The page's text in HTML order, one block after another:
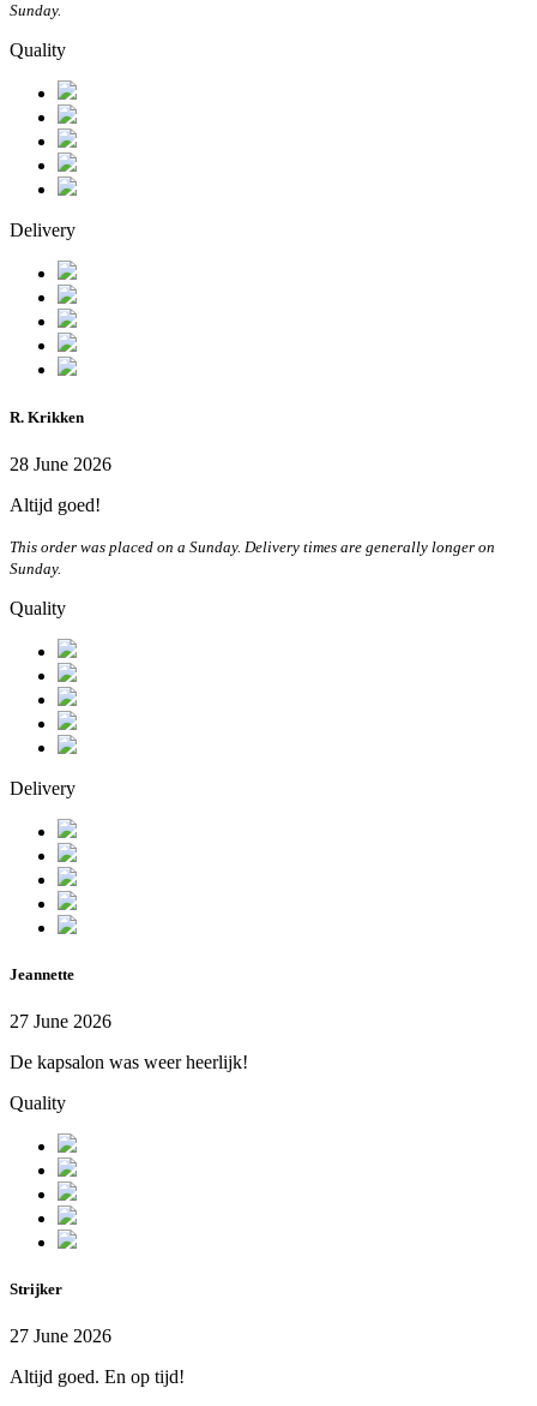
Sunday.
Quality
Delivery
R. Krikken
28 June 2026
Altijd goed!
This order was placed on a Sunday. Delivery times are generally longer on
Sunday.
Quality
Delivery
Jeannette
27 June 2026
De kapsalon was weer heerlijk!
Quality
Strijker
27 June 2026
Altijd goed. En op tijd!